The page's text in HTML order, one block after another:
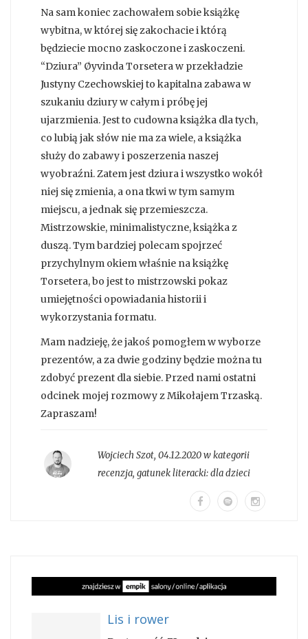
Na sam koniec zachowałem sobie książkę
wybitna, w której się zakochacie i którą
będziecie mocno zaskoczone i zaskoczeni.
“Dziura” Øyvinda Torsetera w przekładzie
Justyny Czechowskiej to kapitalna zabawa w
szukaniu dziury w całym i próbę jej
ujarzmienia. Jest to cudowna książka dla tych,
co lubią jak słów nie ma za wiele, a książka
służy do zabawy i poszerzenia naszej
wyobraźni. Zatem jest dziura i wszystko wokół
niej się zmienia, a ona tkwi w tym samym
miejscu, a jednak się przemieszcza.
Mistrzowskie, minimalistyczne, książka z
duszą. Tym bardziej polecam spojrzeć
przychylnym okiem właśnie na książkę
Torsetera, bo jest to mistrzowski pokaz
umiejętności opowiadania historii i
wykorzystania formatu.
Mam nadzieję, że jakoś pomogłem w wyborze
prezentów, a za dwie godziny będzie można tu
zdobyć prezent dla siebie. Przed nami ostatni
odcinek mojej rozmowy z Mikołajem Trzaską.
Zapraszam!
Wojciech Szot, 04.12.2020 w kategorii
recenzja, gatunek literacki:dla dzieci
Lis i rower